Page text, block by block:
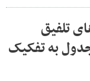
تلفیق
به تفکیک